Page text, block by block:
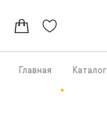
Главная Каталог